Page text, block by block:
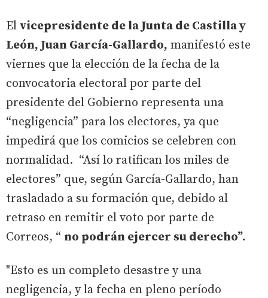
El vicepresidente de la Junta de Castilla y
León, Juan García-Gallardo, manifestó este
viernes que la elección de la fecha de la
convocatoria electoral por parte del
presidente del Gobierno representa una
“negligencia” para los electores, ya que
impedirá que los comicios se celebren con
normalidad. “Así lo ratifican los miles de
electores” que, según García-Gallardo, han
trasladado a su formación que, debido al
retraso en remitir el voto por parte de
Correos, “ no podrán ejercer su derecho”.
"Esto es un completo desastre y una
negligencia, y la fecha en pleno período